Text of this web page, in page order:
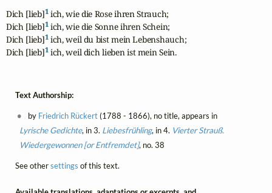
Dich [lieb]1 ich, wie die Rose ihren Strauch;
Dich [lieb]1 ich, wie die Sonne ihren Schein;
Dich [lieb]1 ich, weil du bist mein Lebenshauch;
Dich [lieb]1 ich, weil dich lieben ist mein Sein.
Text Authorship:
by Friedrich Rückert(1788 - 1866), no title, appears in
Lyrische Gedichte, in 3. Liebesfrühling, in 4. Vierter Strauß.
Wiedergewonnen [or Entfremdet], no. 38
See othersettings of this text.